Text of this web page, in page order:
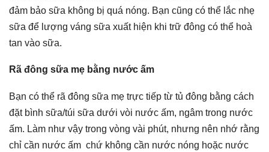
đảm bảo sữa không bị quá nóng. Bạn cũng có thể lắc nhẹ
sữa để lượng váng sữa xuất hiện khi trữ đông có thể hoà
tan vào sữa.
Rã đông sữa mẹ bằng nước ấm
Bạn có thể rã đông sữa mẹ trực tiếp từ tủ đông bằng cách
đặt bình sữa/túi sữa dưới vòi nước ấm, ngâm trong nước
ấm. Làm như vậy trong vòng vài phút, nhưng nên nhớ rằng
chỉ cần nước ấm chứ không cần nước nóng hoặc nước